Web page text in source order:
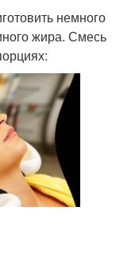
немного
жира. Смесь